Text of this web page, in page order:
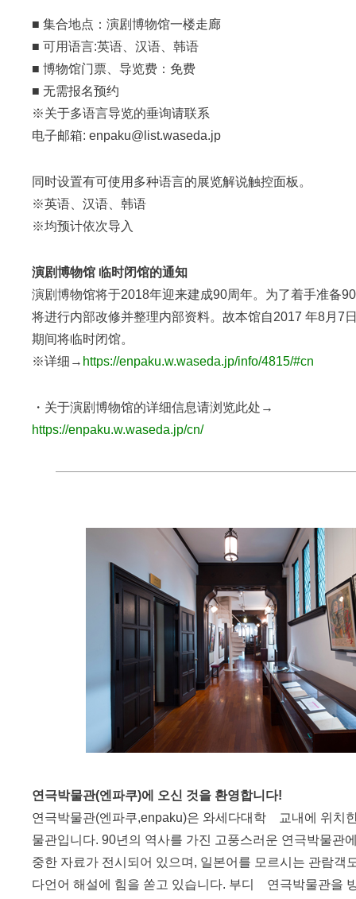
■ 集合地点：演剧博物馆一楼走廊
■ 可用语言:英语、汉语、韩语
■ 博物馆门票、导览费：免费
■ 无需报名预约
※关于多语言导览的垂询请联系
电子邮箱: enpaku@list.waseda.jp
同时设置有可使用多种语言的展览解说触控面板。
※英语、汉语、韩语
※均预计依次导入
演剧博物馆 临时闭馆的通知
演剧博物馆将于2018年迎来建成90周年。为了着手准备
将进行内部改修并整理内部资料。故本馆自2017 年8月7
期间将临时闭馆。
※详细→ https://enpaku.w.waseda.jp/info/4815/#cn
・关于演剧博物馆的详细信息请浏览此处→
https://enpaku.w.waseda.jp/cn/
연극박물관(엔파쿠)에 오신 것을 환영합니다!
연극박물관(엔파쿠,enpaku)은 와세다대학 교내에 위치
물관입니다. 90년의 역사를 가진 고풍스러운 연극박물
중한 자료가 전시되어 있으며, 일본어를 모르시는 관람객
다언어 해설에 힘을 쏟고 있습니다. 부디 연극박물관을